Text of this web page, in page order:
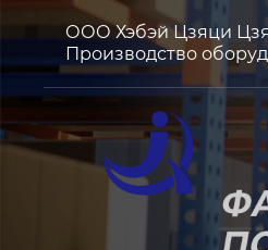
ООО Хэбэй Цзяци
Производство